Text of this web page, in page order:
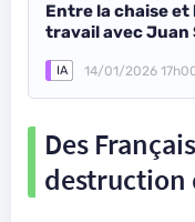
Entre la chaise et
travail avec Juan
IA 14/01/2026
Des
destruction